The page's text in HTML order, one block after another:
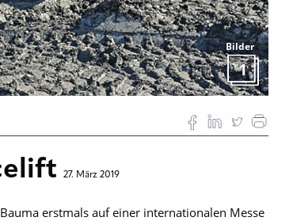
Bilder
1
27. März 2019
erstmals auf einer internationalen Messe